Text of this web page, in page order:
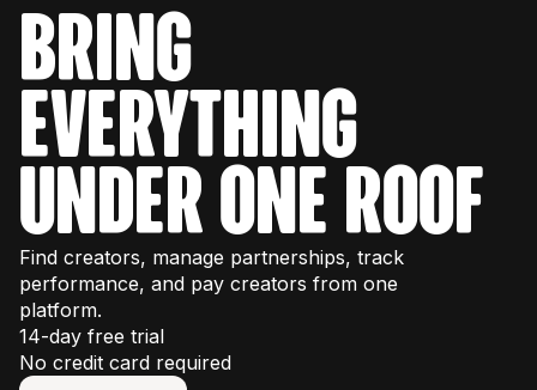
bring
everything
under one roof
Find creators, manage partnerships, track
performance, and pay creators from one
platform.
14-day free trial
No credit card required